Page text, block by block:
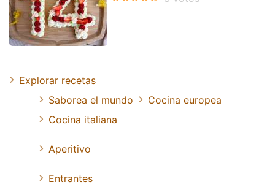
Explorar recetas
Saborea el mundo
Cocina europea
Cocina italiana
Aperitivo
Entrantes